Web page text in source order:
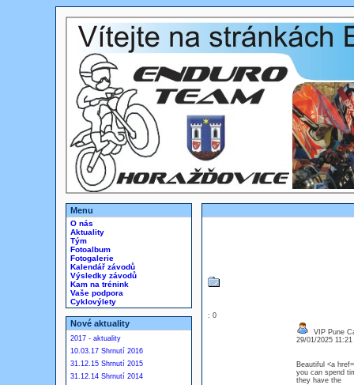
Menu
O nás
Aktuality
Tým
Fotoalbum
Fotogalerie
Kalendář závodů
Výsledky závodů
Kam na trénink
Vaše podpora
Cyklovýlety
Nové aktuality
2017 - aktuality
10.03.17 Shrnutí 2016
31.12.15 Shrnutí 2015
31.12.14 Shrnutí 2014
: 0
VIP Pune
29/01/2025
Beautiful <a
you can spend
they have the